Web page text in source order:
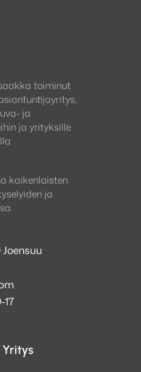
toiminut
ja
ja yrityksille
kaikenlaisten
ja
Yritys